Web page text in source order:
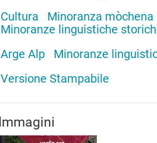
Cultura
Minoranza mòchena
Minoranze linguistiche
Arge Alp
Minoranze
Versione Stampabile
Immagini